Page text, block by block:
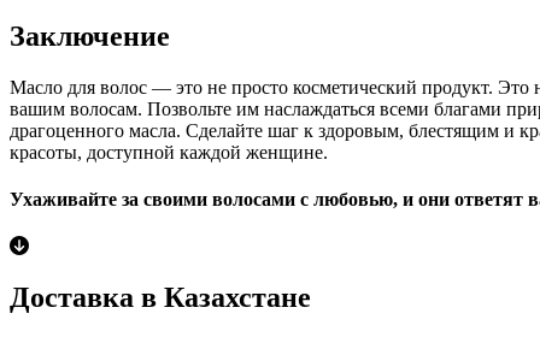
Заключение
Масло для волос — это не просто косметический продукт.
вашим волосам. Позвольте им наслаждаться всеми благами
драгоценного масла. Сделайте шаг к здоровым, блестящим и
красоты, доступной каждой женщине.
Ухаживайте за своими волосами с любовью, и они ответят
Доставка в Казахстане